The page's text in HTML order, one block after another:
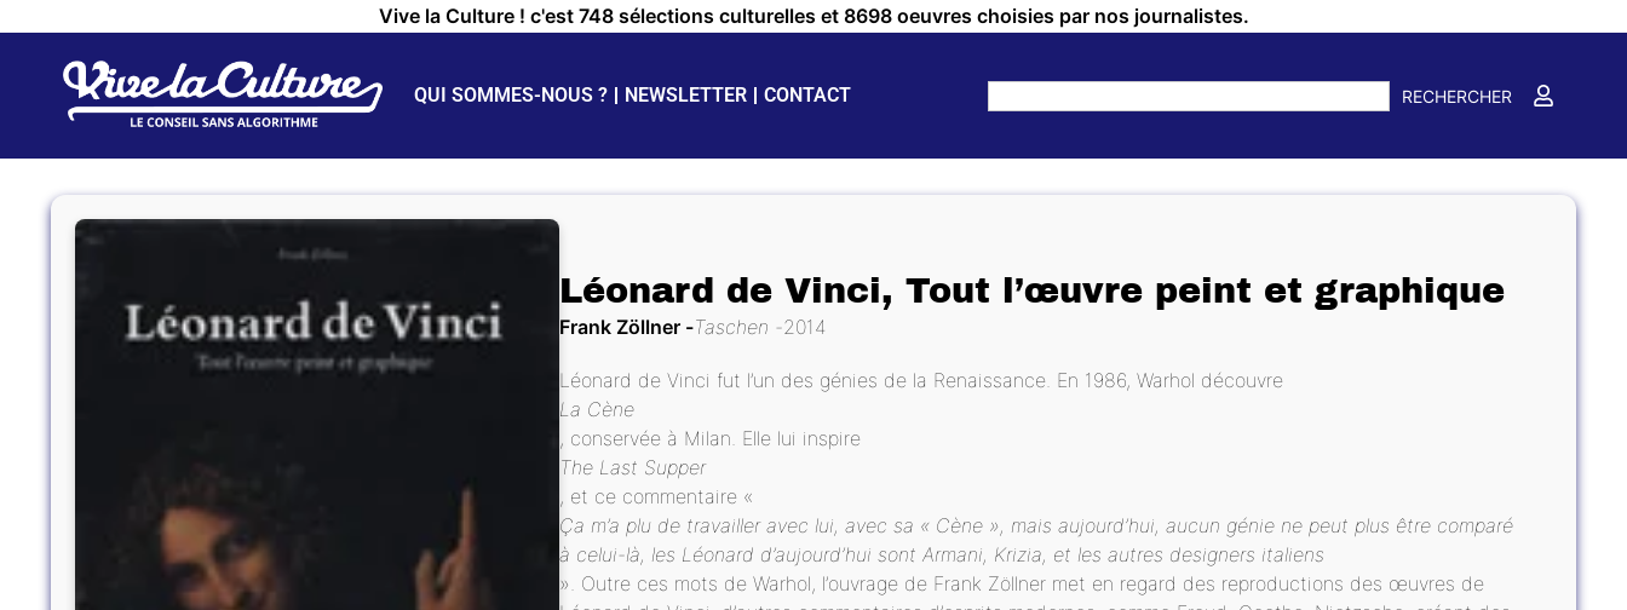
Vive la Culture ! c'est 748 sélections culturelles et 8698 oeuvres choisies par nos journalistes.
QUI SOMMES-NOUS ? NEWSLETTER CONTACT RECHERCHER
Léonard de Vinci, Tout l’œuvre peint et graphique
Frank Zöllner Taschen 2014
Léonard de Vinci fut l’un des génies de la Renaissance. En 1986, Warhol découvre
La Cène
, conservée à Milan. Elle lui inspire
The Last Supper
, et ce commentaire «
Ça m’a plu de travailler avec lui, avec sa « Cène », mais aujourd’hui, aucun génie ne peut plus être comparé
à celui-là, les Léonard d’aujourd’hui sont Armani, Krizia, et les autres designers italiens
». Outre ces mots de Warhol, l’ouvrage de Frank Zöllner met en regard des reproductions des œuvres de